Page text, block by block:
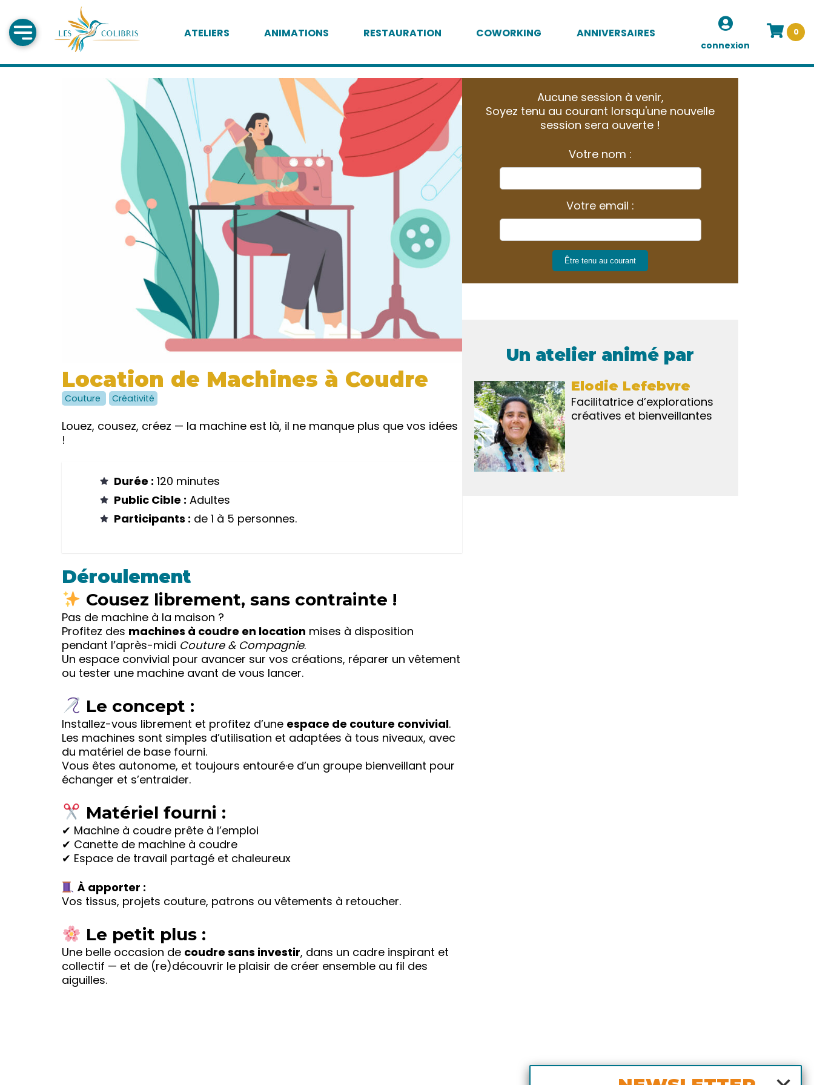
ATELIERS ANIMATIONS RESTAURATION COWORKING ANNIVERSAIRES
connexion
0
Location de Machines à Coudre
Couture Créativité
Louez, cousez, créez — la machine est là, il ne manque plus que vos idées
!
Durée : 120 minutes
Public Cible : Adultes
Participants : de 1 à 5 personnes.
Déroulement
Cousez librement, sans contrainte !
Pas de machine à la maison ?
Profitez des machines à coudre en location mises à disposition
pendant l’après-midi Couture & Compagnie.
Un espace convivial pour avancer sur vos créations, réparer un vêtement
ou tester une machine avant de vous lancer.
Le concept :
Installez-vous librement et profitez d’une espace de couture convivial.
Les machines sont simples d’utilisation et adaptées à tous niveaux, avec
du matériel de base fourni.
Vous êtes autonome, et toujours entouré·e d’un groupe bienveillant pour
échanger et s’entraider.
Matériel fourni :
✔ Machine à coudre prête à l’emploi
✔ Canette de machine à coudre
✔ Espace de travail partagé et chaleureux
À apporter :
Vos tissus, projets couture, patrons ou vêtements à retoucher.
Le petit plus :
Une belle occasion de coudre sans investir, dans un cadre inspirant et
collectif — et de (re)découvrir le plaisir de créer ensemble au fil des
aiguilles.
Aucune session à venir,
Soyez tenu au courant lorsqu'une nouvelle
session sera ouverte !
Votre nom :
Votre email :
Être tenu au courant
Un atelier animé par
Elodie Lefebvre
Facilitatrice d’explorations
créatives et bienveillantes